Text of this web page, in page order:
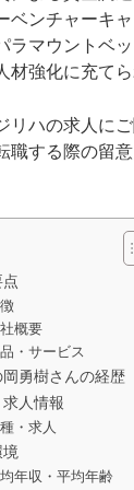
ベンチャーキ
ラマウントベ
材強化に充てら
リハの求人に
職する際の留
概要
・サービス
勇樹さんの経歴
人情報
・求人
年収・平均年齢